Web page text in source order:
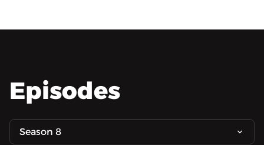
Episodes
Season 8